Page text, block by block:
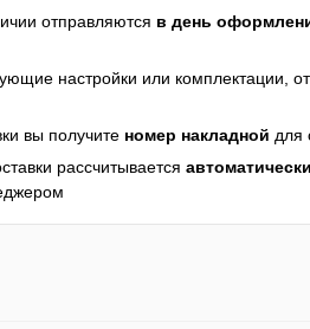
отправляются в день
настройки или комплектации,
вы получите номер накладной для
рассчитывается